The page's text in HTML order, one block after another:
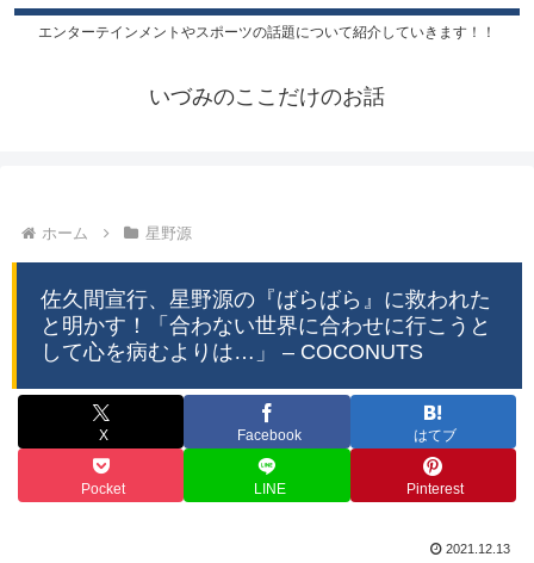
エンターテインメントやスポーツの話題について紹介していきます！！
いづみのここだけのお話
ホーム 星野源
佐久間宣行、星野源の『ばらばら』に救われた
と明かす！「合わない世界に合わせに行こうと
して心を病むよりは…」 – COCONUTS
X Facebook はてブ
Pocket LINE Pinterest
2021.12.13